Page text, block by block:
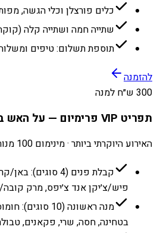
כלים פורצלן וכלי הגשה,
שתייה חמה ושתייה קלה
תוספת תשלום: טיפים
להזמנה
300 ש״ח למנה
תפריט VIP פרימיום — על האש בשרים מובחרים
האירוע היוקרתי ביותר · מינימום 100 מנות
קבלת פנים (4
פיש/צ׳יקן אנד צ׳יפס, מרק
מנה ראשונה (10
בטחינה, חסה, שרי, פקאנים,